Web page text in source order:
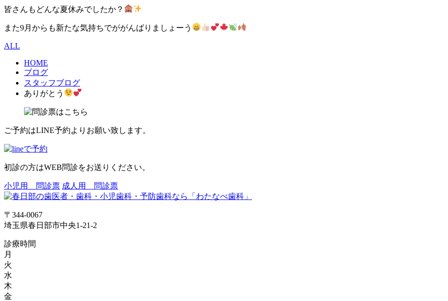
皆さんもどんな夏休みでしたか？
また9月からも新たな気持ちでががんばりましょーう
ALL
HOME
ブログ
スタッフブログ
ありがとう
ご予約はLINE予約よりお願い致します。
初診の方はWEB問診をお送りください。
小児用 問診票 成人用 問診票
〒344-0067
埼玉県春日部市中央1-21-2
診療時間
月
火
水
木
金